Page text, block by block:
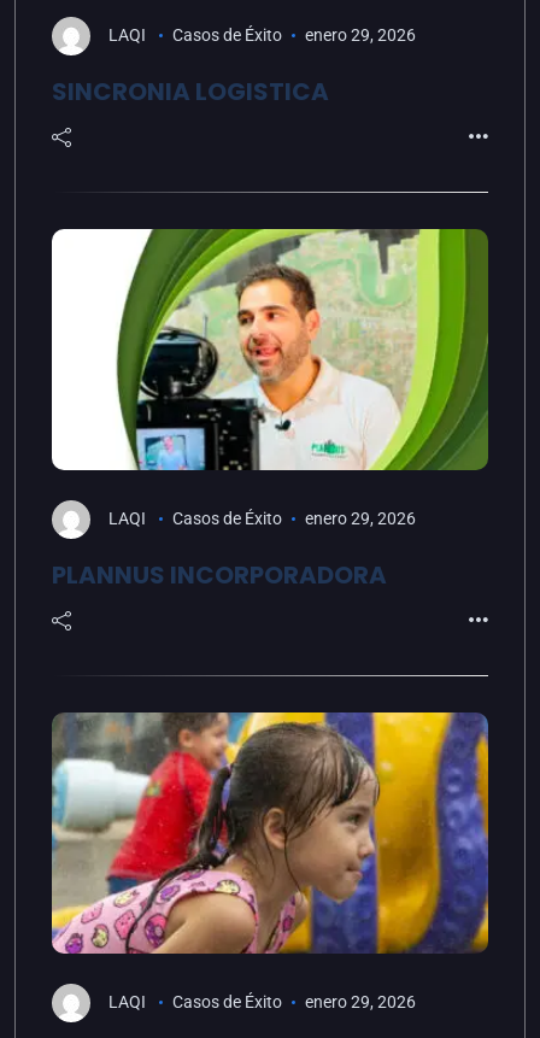
LAQI Casos de Éxito enero 29, 2026
SINCRONIA LOGISTICA
LAQI Casos de Éxito enero 29, 2026
PLANNUS INCORPORADORA
LAQI Casos de Éxito enero 29, 2026